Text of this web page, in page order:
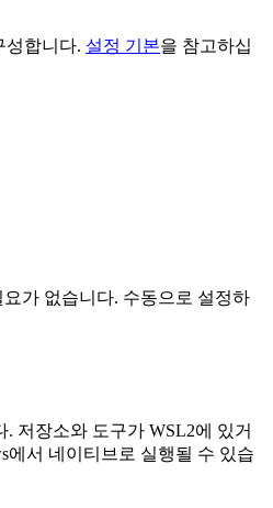
성합니다. 설정 기본을 참고하십
가 없습니다. 수동으로 설정하
. 저장소와 도구가 WSL2에 있거
에서 네이티브로 실행될 수 있습